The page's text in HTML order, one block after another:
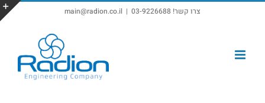
צרו קשר! 03-9226688 |
main@radion.co.il